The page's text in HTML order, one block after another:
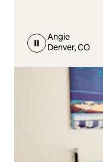
Angie
Denver, CO